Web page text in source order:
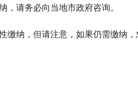
，请务必向当地市政府咨询。
缴纳，但请注意，如果仍需缴纳